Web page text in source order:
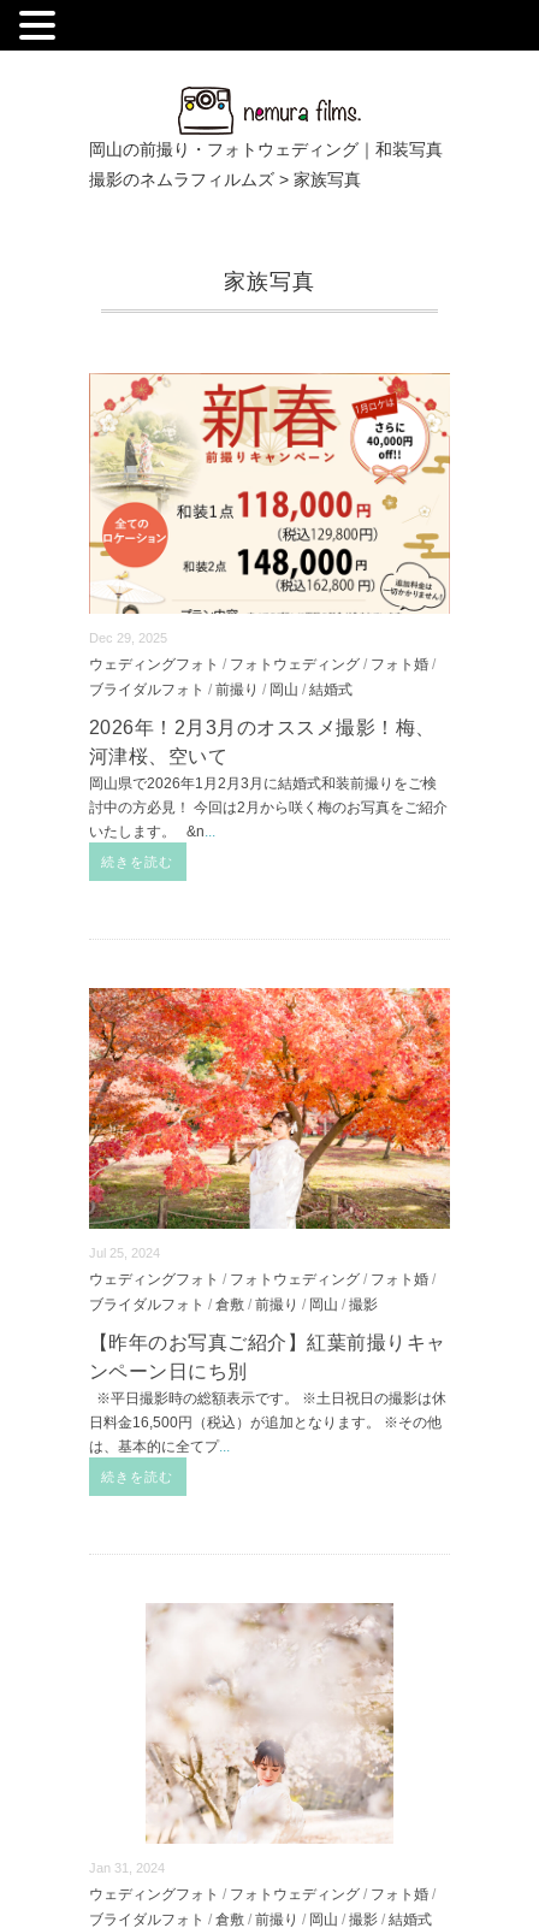
岡山の前撮り・フォトウェディング｜和装写真
撮影のネムラフィルムズ > 家族写真
家族写真
Dec 29, 2025
ウェディングフォト / フォトウェディング / フォト婚 /
ブライダルフォト / 前撮り / 岡山 / 結婚式
2026年！2月3月のオススメ撮影！梅、
河津桜、空いて
岡山県で2026年1月2月3月に結婚式和装前撮りをご検
討中の方必見！ 今回は2月から咲く梅のお写真をご紹介
いたします。 &n...
続きを読む
Jul 25, 2024
ウェディングフォト / フォトウェディング / フォト婚 /
ブライダルフォト / 倉敷 / 前撮り / 岡山 / 撮影
【昨年のお写真ご紹介】紅葉前撮りキャ
ンペーン日にち別
※平日撮影時の総額表示です。 ※土日祝日の撮影は休
日料金16,500円（税込）が追加となります。 ※その他
は、基本的に全てプ...
続きを読む
Jan 31, 2024
ウェディングフォト / フォトウェディング / フォト婚 /
ブライダルフォト / 倉敷 / 前撮り / 岡山 / 撮影 / 結婚式